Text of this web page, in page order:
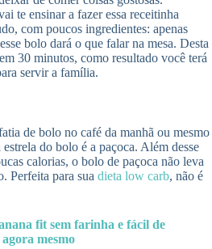
te ensinar a fazer essa receitinha
com poucos ingredientes: apenas
bolo dará o que falar na mesa. Desta
30 minutos, como resultado você terá
servir a família.
de bolo no café da manhã ou mesmo
do bolo é a paçoca. Além desse
calorias, o bolo de paçoca não leva
Perfeita para sua dieta low carb, não é
fit sem farinha e fácil de
mesmo